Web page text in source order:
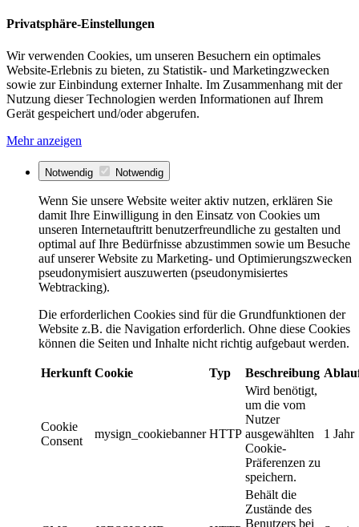
Privatsphäre-Einstellungen
Wir verwenden Cookies, um unseren Besuchern ein optimales
Website-Erlebnis zu bieten, zu Statistik- und Marketingzwecken
sowie zur Einbindung externer Inhalte. Im Zusammenhang mit der
Nutzung dieser Technologien werden Informationen auf Ihrem
Gerät gespeichert und/oder abgerufen.
Mehr anzeigen
Notwendig Notwendig
Wenn Sie unsere Website weiter aktiv nutzen, erklären Sie
damit Ihre Einwilligung in den Einsatz von Cookies um
unseren Internetauftritt benutzerfreundliche zu gestalten und
optimal auf Ihre Bedürfnisse abzustimmen sowie um Besuche
auf unserer Website zu Marketing- und Optimierungszwecken
pseudonymisiert auszuwerten (pseudonymisiertes
Webtracking).
Die erforderlichen Cookies sind für die Grundfunktionen der
Website z.B. die Navigation erforderlich. Ohne diese Cookies
können die Seiten und Inhalte nicht richtig aufgebaut werden.
Herkunft Cookie Typ Beschreibung
Cookie
Consent
mysign_cookiebanner HTTP
Wird benötigt,
um die vom
Nutzer
ausgewählten
Cookie-
Präferenzen zu
speichern.
1 Jahr
Behält die
Zustände des
Benutzers bei